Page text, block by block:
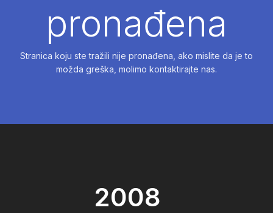
pronađena
Stranica koju ste tražili nije pronađena, ako mislite da je to
možda greška, molimo kontaktirajte nas.
2008